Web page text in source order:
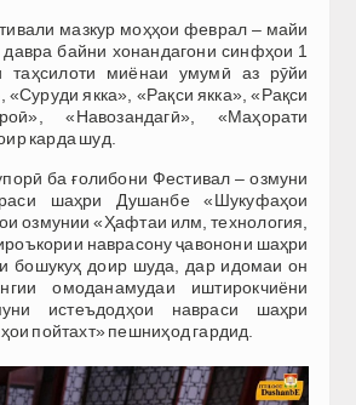
мазкур моҳҳои феврал – майи
байни хонандагони синфҳои 1
миёнаи умумӣ аз рӯйи
якка», «Рақси якка», «Рақси
«Навозандагӣ», «Маҳорати
карда шуд.
ба ғолибони Фестивал – озмуни
шаҳри Душанбе «Шукуфаҳои
озмунии «Ҳафтаи илм, технология,
наврасону ҷавонони шаҳри
бошукуҳ доир шуда, дар идомаи он
омоданамудаи иштирокчиёни
истеъдодҳои навраси шаҳри
пойтахт» пешниҳод гардид.